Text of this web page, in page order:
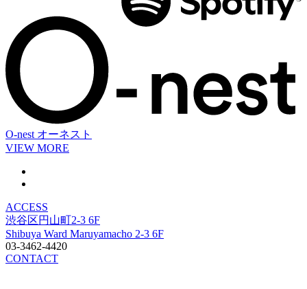
O-nest オーネスト
VIEW MORE
ACCESS
渋谷区円山町2-3 6F
Shibuya Ward Maruyamacho 2-3 6F
03-3462-4420
CONTACT